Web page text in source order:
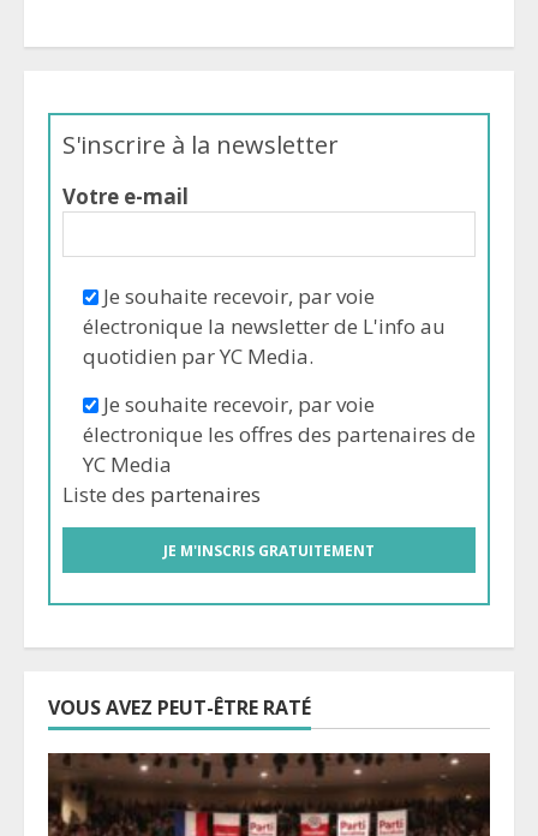
S'inscrire à la newsletter
Votre e-mail
Je souhaite recevoir, par voie
électronique la newsletter de L'info au
quotidien par YC Media.
Je souhaite recevoir, par voie
électronique les offres des partenaires de
YC Media
Liste des partenaires
VOUS AVEZ PEUT-ÊTRE RATÉ